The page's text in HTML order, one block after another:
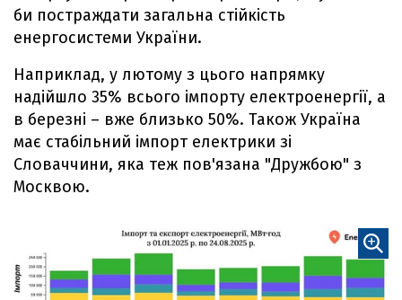
би постраждати загальна стійкість
енергосистеми України.
Наприклад, у лютому з цього напрямку
надійшло 35% всього імпорту електроенергії, а
в березні – вже близько 50%. Також Україна
має стабільний імпорт електрики зі
Словаччини, яка теж пов'язана "Дружбою" з
Москвою.